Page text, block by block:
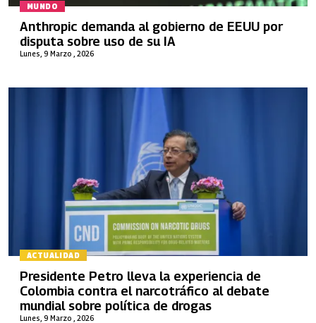
MUNDO
Lunes, 9 Marzo , 2026
Anthropic demanda al gobierno de EEUU por
disputa sobre uso de su IA
ACTUALIDAD
Lunes, 9 Marzo , 2026
Presidente Petro lleva la experiencia de
Colombia contra el narcotráfico al debate
mundial sobre política de drogas